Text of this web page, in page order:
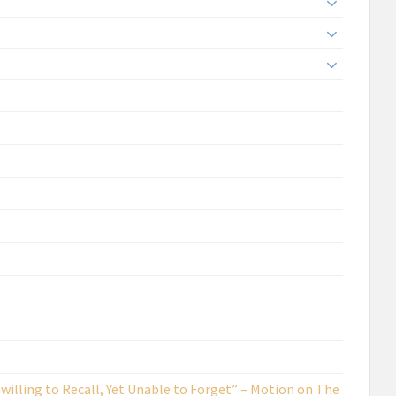
to Recall, Yet Unable to Forget” – Motion on The